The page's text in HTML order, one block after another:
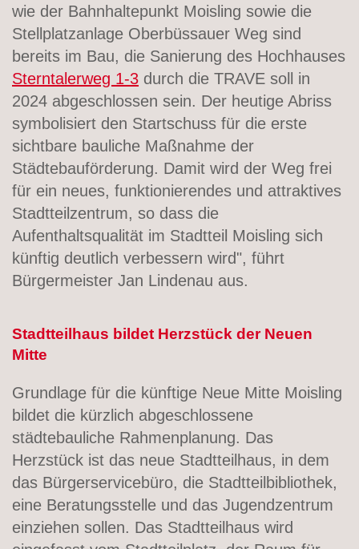
wie der Bahnhaltepunkt Moisling sowie die
Stellplatzanlage Oberbüssauer Weg sind
bereits im Bau, die Sanierung des Hochhauses
Sterntalerweg 1-3 durch die TRAVE soll in
2024 abgeschlossen sein. Der heutige Abriss
symbolisiert den Startschuss für die erste
sichtbare bauliche Maßnahme der
Städtebauförderung. Damit wird der Weg frei
für ein neues, funktionierendes und attraktives
Stadtteilzentrum, so dass die
Aufenthaltsqualität im Stadtteil Moisling sich
künftig deutlich verbessern wird", führt
Bürgermeister Jan Lindenau aus.
Stadtteilhaus bildet Herzstück der Neuen
Mitte
Grundlage für die künftige Neue Mitte Moisling
bildet die kürzlich abgeschlossene
städtebauliche Rahmenplanung. Das
Herzstück ist das neue Stadtteilhaus, in dem
das Bürgerservicebüro, die Stadtteilbibliothek,
eine Beratungsstelle und das Jugendzentrum
einziehen sollen. Das Stadtteilhaus wird